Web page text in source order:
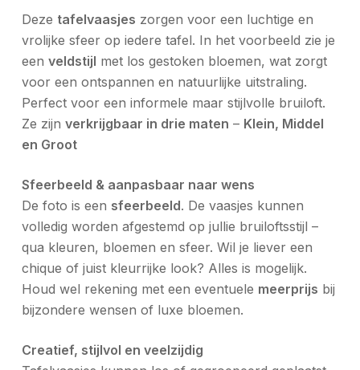
Deze tafelvaasjes zorgen voor een luchtige en
vrolijke sfeer op iedere tafel. In het voorbeeld zie je
een veldstijl met los gestoken bloemen, wat zorgt
voor een ontspannen en natuurlijke uitstraling.
Perfect voor een informele maar stijlvolle bruiloft.
Ze zijn verkrijgbaar in drie maten – Klein, Middel
en Groot
Sfeerbeeld & aanpasbaar naar wens
De foto is een sfeerbeeld. De vaasjes kunnen
volledig worden afgestemd op jullie bruiloftsstijl –
qua kleuren, bloemen en sfeer. Wil je liever een
chique of juist kleurrijke look? Alles is mogelijk.
Houd wel rekening met een eventuele meerprijs bij
bijzondere wensen of luxe bloemen.
Creatief, stijlvol en veelzijdig